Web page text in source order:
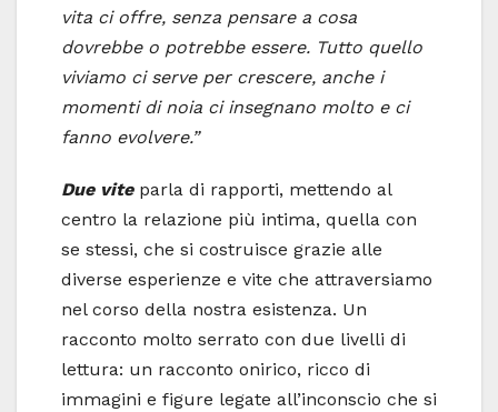
vita ci offre, senza pensare a cosa
dovrebbe o potrebbe essere. Tutto quello
viviamo ci serve per crescere, anche i
momenti di noia ci insegnano molto e ci
fanno evolvere.”
Due vite parla di rapporti, mettendo al
centro la relazione più intima, quella con
se stessi, che si costruisce grazie alle
diverse esperienze e vite che attraversiamo
nel corso della nostra esistenza. Un
racconto molto serrato con due livelli di
lettura: un racconto onirico, ricco di
immagini e figure legate all’inconscio che si